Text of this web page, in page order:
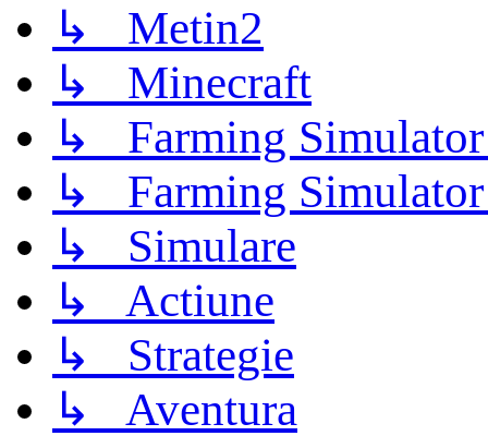
↳ Metin2
↳ Minecraft
↳ Farming
↳ Farming
↳ Simulare
↳ Actiune
↳ Strategie
↳ Aventura